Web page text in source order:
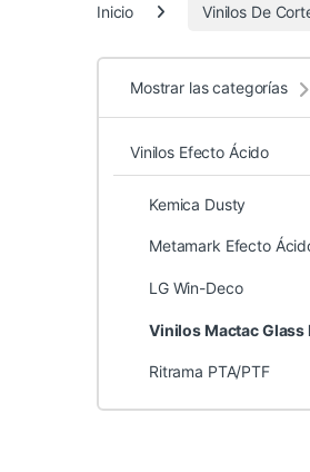
Inicio Vinilos De
Mostrar las categorías
Vinilos Efecto Ácido
Kemica Dusty
Metamark Efecto
LG Win-Deco
Vinilos Mactac Glass
Ritrama PTA/PTF